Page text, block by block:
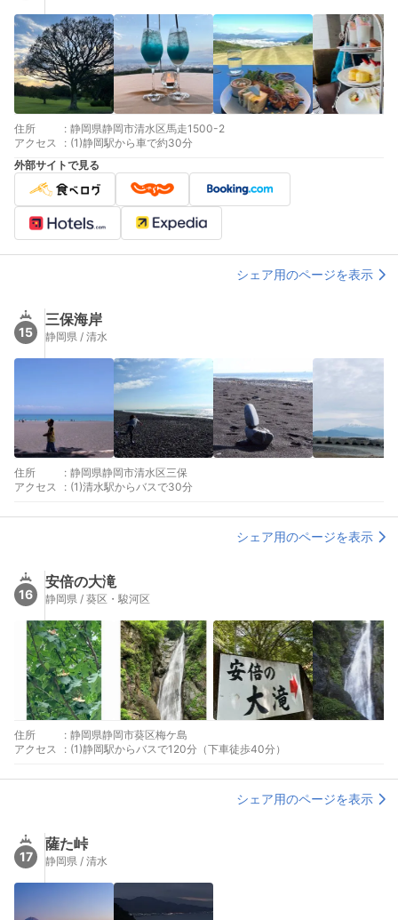
住所 : 静岡県静岡市清水区馬走1500-2
アクセス
: (1)静岡駅から車で約30分
外部サイトで見る
シェア用のページを表示
15
三保海岸
静岡県 / 清水
住所 : 静岡県静岡市清水区三保
アクセス
: (1)清水駅からバスで30分
シェア用のページを表示
16
安倍の大滝
静岡県 / 葵区・駿河区
住所 : 静岡県静岡市葵区梅ケ島
アクセス
: (1)静岡駅からバスで120分（下車徒歩40分）
シェア用のページを表示
17
薩た峠
静岡県 / 清水